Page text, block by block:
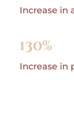
Increase in
130%
Increase in